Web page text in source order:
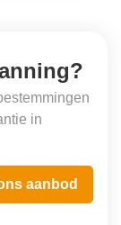
in
aanbod